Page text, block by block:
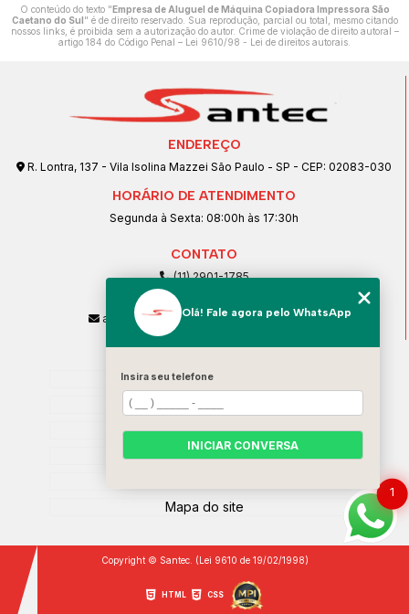
O conteúdo do texto "Empresa de Aluguel de Máquina Copiadora Impressora São
Caetano do Sul" é de direito reservado. Sua reprodução, parcial ou total, mesmo citando
nossos links, é proibida sem a autorização do autor. Crime de violação de direito autoral –
artigo 184 do Código Penal – Lei 9610/98 - Lei de direitos autorais
ENDEREÇO
R. Lontra, 137 - Vila Isolina Mazzei São Paulo - SP - CEP: 02083-030
HORÁRIO DE ATENDIMENTO
Segunda à Sexta: 08:00h às 17:30h
CONTATO
(11) 2901-1785
(11) 99239-1832
atendimento@santeccopiadoras.com.br
Home
Empresa
SERVIÇOS
Contato
Mapa do site
Copyright © Santec. (Lei 9610 de 19/02/1998)
HTML CSS
1
Olá! Fale agora pelo WhatsApp
Insira seu telefone
INICIAR CONVERSA